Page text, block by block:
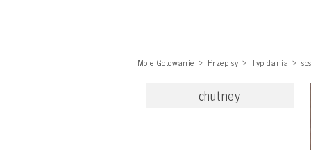
Moje Gotowanie Przepisy Typ dania
chutney